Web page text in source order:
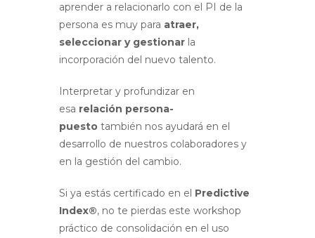
aprender a relacionarlo con el PI de la
persona es muy para atraer,
seleccionar y gestionar la
incorporación del nuevo talento.
Interpretar y profundizar en
esa relación persona-
puesto también nos ayudará en el
desarrollo de nuestros colaboradores y
en la gestión del cambio.
Si ya estás certificado en el Predictive
Index®, no te pierdas este workshop
práctico de consolidación en el uso